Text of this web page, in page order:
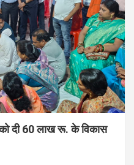
को दी 60 लाख रू. के विकास